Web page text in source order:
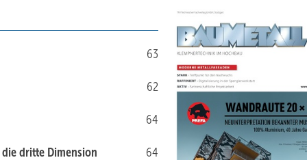
63
62
64
64
die dritte Dimension